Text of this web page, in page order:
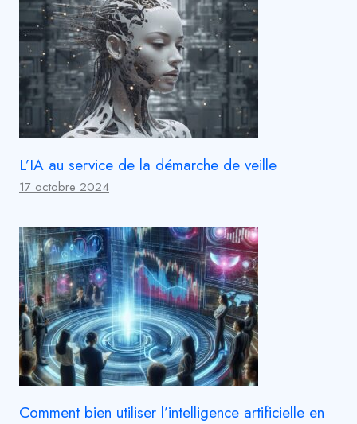
L’IA au service de la démarche de veille
17 octobre 2024
Comment bien utiliser l’intelligence artificielle en